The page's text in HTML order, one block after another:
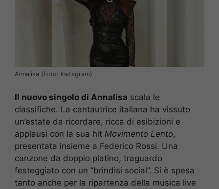
Annalisa (Foto: Instagram)
Il nuovo singolo di Annalisa scala le
classifiche. La cantautrice italiana ha vissuto
un’estate da ricordare, ricca di esibizioni e
applausi con la sua hit Movimento Lento,
presentata insieme a Federico Rossi. Una
canzone da doppio platino, traguardo
festeggiato con un “brindisi social”. Si è spesa
tanto anche per la ripartenza della musica live